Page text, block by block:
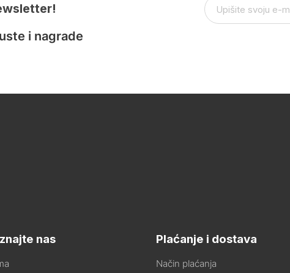
i nagrade
nas Plaćanje i dostava
Način plaćanja